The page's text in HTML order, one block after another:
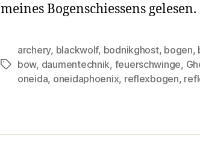
meines Bogenschiessens
Schlagwörter
archery, blackwolf, bodnikghost, bogen,
bow, daumentechnik, feuerschwinge,
oneida, oneidaphoenix, reflexbogen,